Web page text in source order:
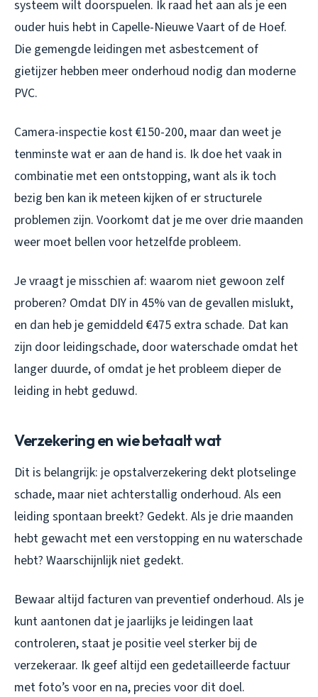
systeem wilt doorspuelen. Ik raad het aan als je een
ouder huis hebt in Capelle-Nieuwe Vaart of de Hoef.
Die gemengde leidingen met asbestcement of
gietijzer hebben meer onderhoud nodig dan moderne
PVC.
Camera-inspectie kost €150-200, maar dan weet je
tenminste wat er aan de hand is. Ik doe het vaak in
combinatie met een ontstopping, want als ik toch
bezig ben kan ik meteen kijken of er structurele
problemen zijn. Voorkomt dat je me over drie maanden
weer moet bellen voor hetzelfde probleem.
Je vraagt je misschien af: waarom niet gewoon zelf
proberen? Omdat DIY in 45% van de gevallen mislukt,
en dan heb je gemiddeld €475 extra schade. Dat kan
zijn door leidingschade, door waterschade omdat het
langer duurde, of omdat je het probleem dieper de
leiding in hebt geduwd.
Verzekering en wie betaalt wat
Dit is belangrijk: je opstalverzekering dekt plotselinge
schade, maar niet achterstallig onderhoud. Als een
leiding spontaan breekt? Gedekt. Als je drie maanden
hebt gewacht met een verstopping en nu waterschade
hebt? Waarschijnlijk niet gedekt.
Bewaar altijd facturen van preventief onderhoud. Als je
kunt aantonen dat je jaarlijks je leidingen laat
controleren, staat je positie veel sterker bij de
verzekeraar. Ik geef altijd een gedetailleerde factuur
met foto’s voor en na, precies voor dit doel.